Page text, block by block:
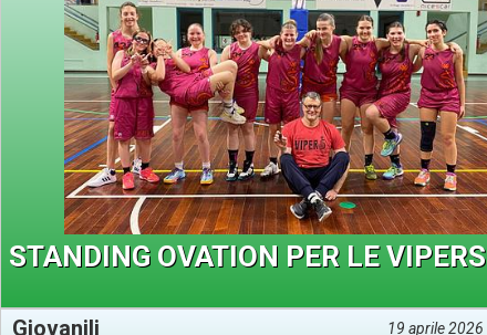
STANDING OVATION PER LE VIPERS
Giovanili 19 aprile 2026